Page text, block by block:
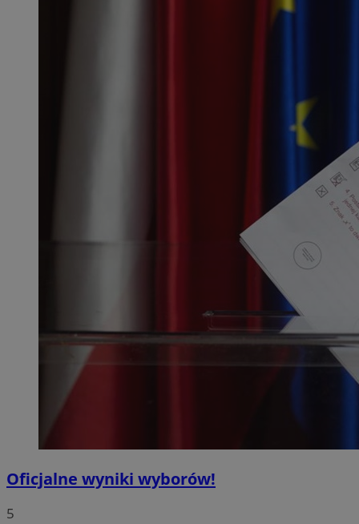
Oficjalne wyniki wyborów!
5